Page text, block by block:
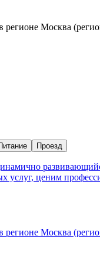
регионе Москва
Проезд
услуг, ценим
регионе Москва